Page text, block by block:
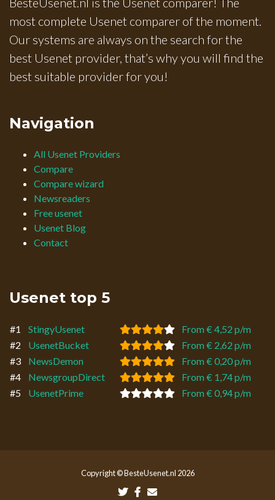
most complete Usenet comparer of the moment.
Our systems are always on the search for the
best Usenet provider, that’s why you will find the
best suitable provider for you!
Navigation
All Usenet Providers
Compare
Compare wizard
Newsreaders
Free usenet
Usenet Blog
Contact
Usenet top 5
#1 StingyUsenet
From € 4,52 p/m
#2
UsenetBucket
From € 2,62 p/m
#3
NewsDemon
From € 0,20 p/m
#4
NewsgroupDirect
From € 1,74 p/m
#5
UsenetPrime From € 0,94 p/m
Copyright © BesteUsenet.nl 2026